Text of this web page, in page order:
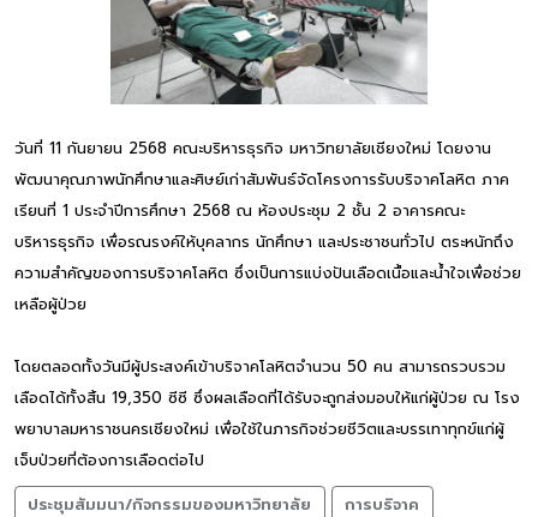
วันที่ 11 กันยายน 2568 คณะบริหารธุรกิจ มหาวิทยาลัยเชียงใหม่ โดยงาน
พัฒนาคุณภาพนักศึกษาและศิษย์เก่าสัมพันธ์จัดโครงการรับบริจาคโลหิต ภาค
เรียนที่ 1 ประจำปีการศึกษา 2568 ณ ห้องประชุม 2 ชั้น 2 อาคารคณะ
บริหารธุรกิจ เพื่อรณรงค์ให้บุคลากร นักศึกษา และประชาชนทั่วไป ตระหนักถึง
ความสำคัญของการบริจาคโลหิต ซึ่งเป็นการแบ่งปันเลือดเนื้อและน้ำใจเพื่อช่วย
เหลือผู้ป่วย
โดยตลอดทั้งวันมีผู้ประสงค์เข้าบริจาคโลหิตจำนวน 50 คน สามารถรวบรวม
เลือดได้ทั้งสิ้น 19,350 ซีซี ซึ่งผลเลือดที่ได้รับจะถูกส่งมอบให้แก่ผู้ป่วย ณ โรง
พยาบาลมหาราชนครเชียงใหม่ เพื่อใช้ในภารกิจช่วยชีวิตและบรรเทาทุกข์แก่ผู้
เจ็บป่วยที่ต้องการเลือดต่อไป
ประชุมสัมมนา/กิจกรรมของมหาวิทยาลัย
การบริจาค